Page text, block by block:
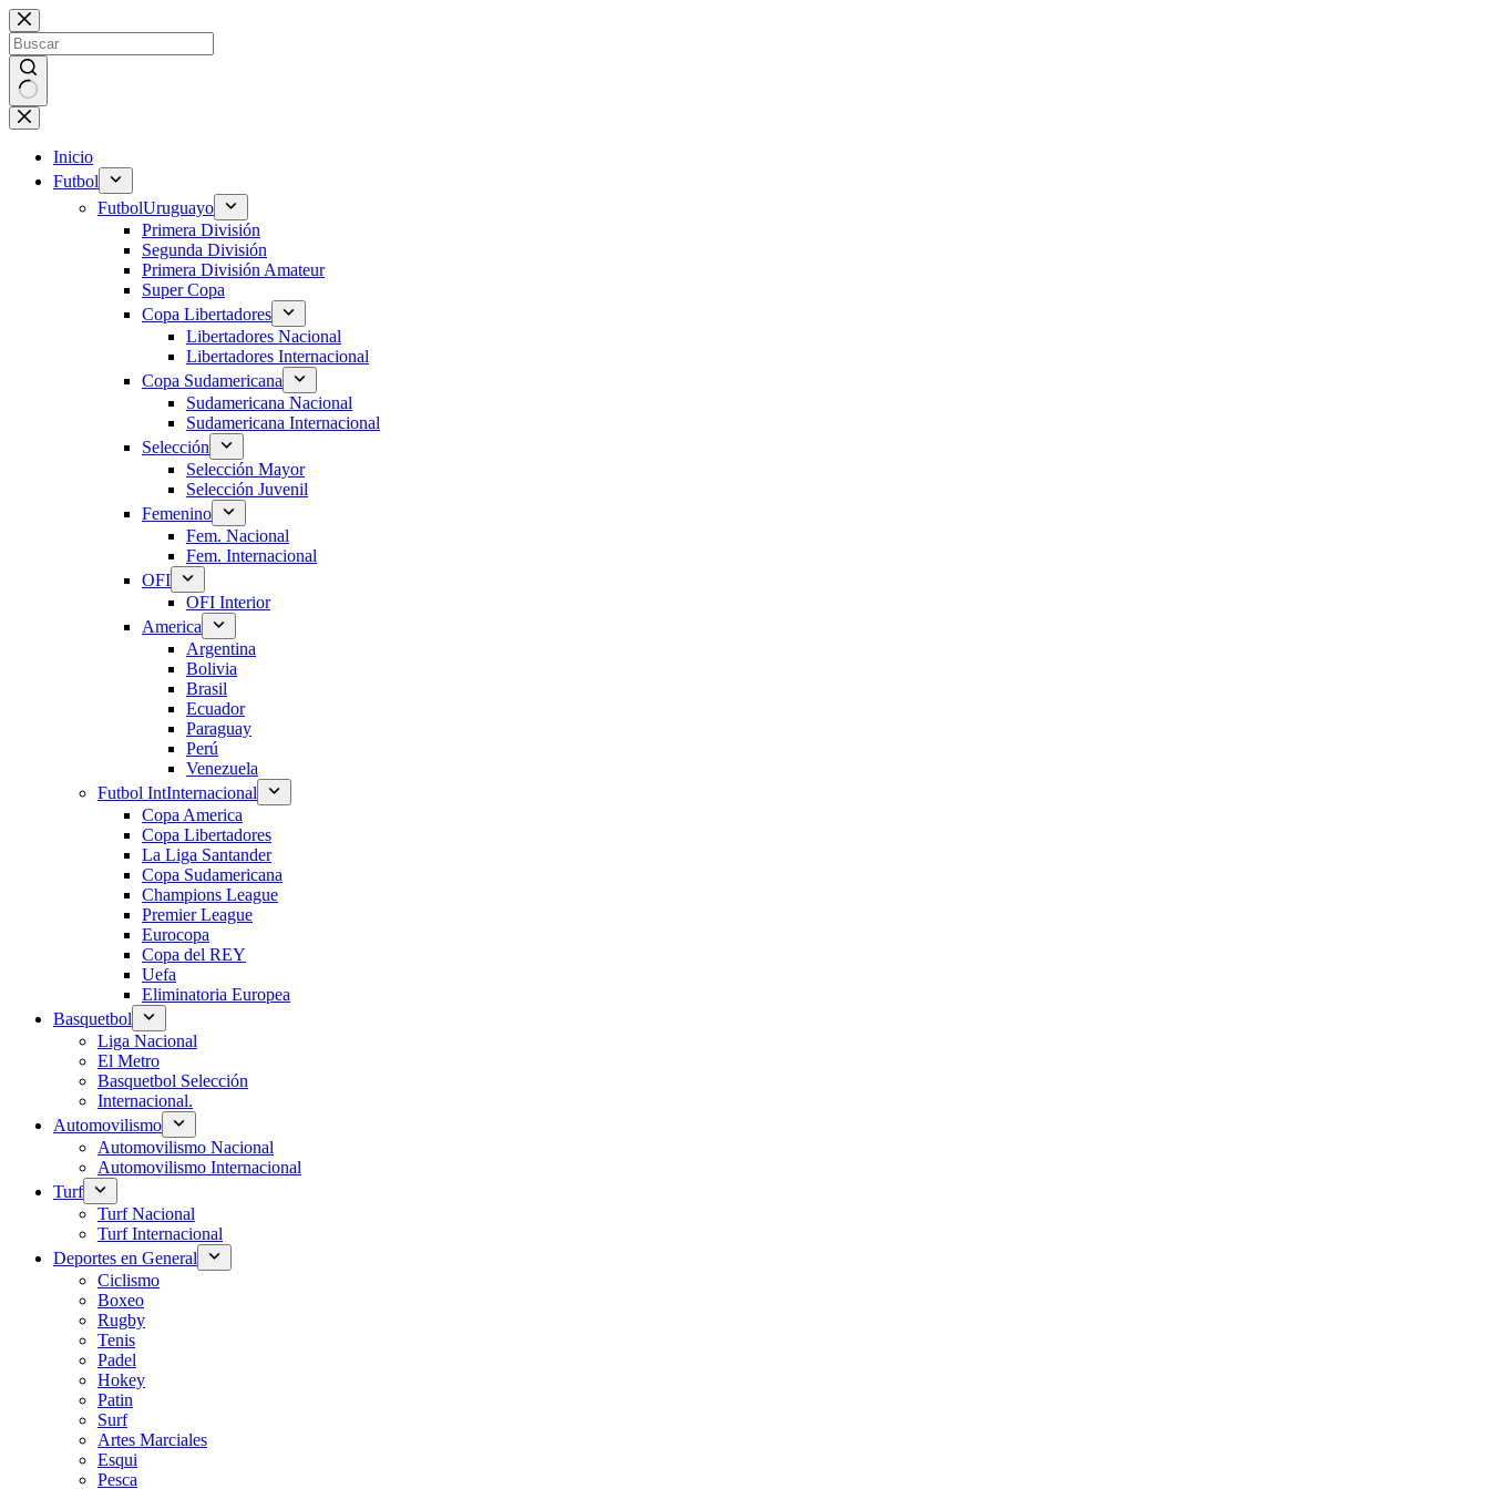
Saltar
al
contenido
Sin
resultados
Inicio
Futbol
FutbolUruguayo
Primera División
Segunda División
Primera División Amateur
Super Copa
Copa Libertadores
Libertadores Nacional
Libertadores Internacional
Copa Sudamericana
Sudamericana Nacional
Sudamericana Internacional
Selección
Selección Mayor
Selección Juvenil
Femenino
Fem. Nacional
Fem. Internacional
OFI
OFI Interior
America
Argentina
Bolivia
Brasil
Ecuador
Paraguay
Perú
Venezuela
Futbol IntInternacional
Copa America
Copa Libertadores
La Liga Santander
Copa Sudamericana
Champions League
Premier League
Eurocopa
Copa del REY
Uefa
Eliminatoria Europea
Basquetbol
Liga Nacional
El Metro
Basquetbol Selección
Internacional.
Automovilismo
Automovilismo Nacional
Automovilismo Internacional
Turf
Turf Nacional
Turf Internacional
Deportes en General
Ciclismo
Boxeo
Rugby
Tenis
Padel
Hokey
Patin
Surf
Artes Marciales
Esqui
Pesca